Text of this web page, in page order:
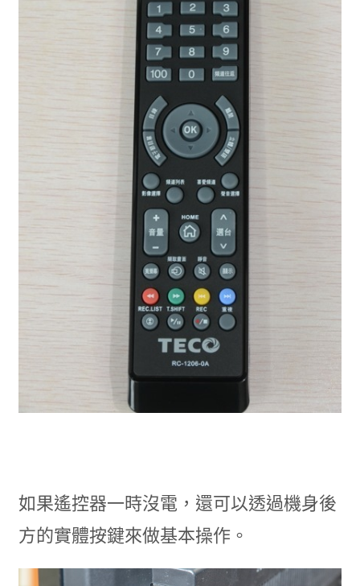
如果遙控器一時沒電，還可以透過機身後
方的實體按鍵來做基本操作。